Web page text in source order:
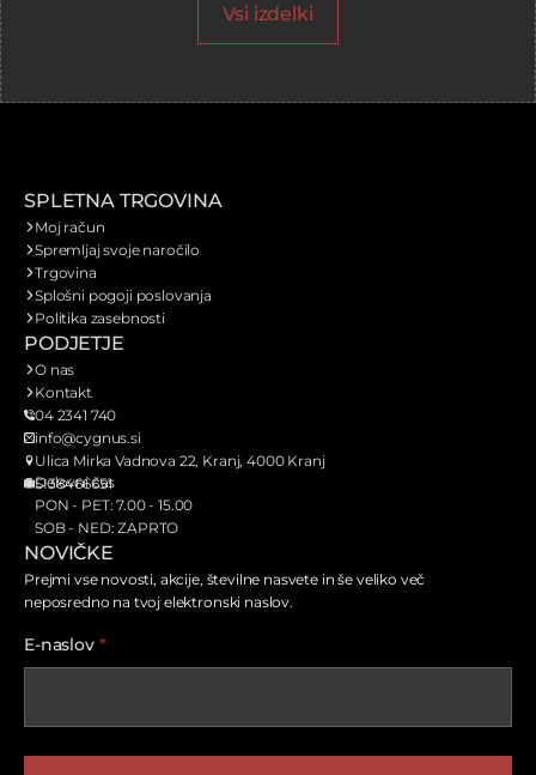
Vsi izdelki
SPLETNA TRGOVINA
Moj račun
Spremljaj svoje naročilo
Trgovina
Splošni pogoji poslovanja
Politika zasebnosti
PODJETJE
O nas
Kontakt
04 2341 740
info@cygnus.si
Ulica Mirka Vadnova 22, Kranj, 4000 Kranj
SI38466651
Delovni čas
PON - PET: 7.00 - 15.00
SOB - NED: ZAPRTO
NOVIČKE
Prejmi vse novosti, akcije, številne nasvete in še veliko več
neposredno na tvoj elektronski naslov.
E-naslov *